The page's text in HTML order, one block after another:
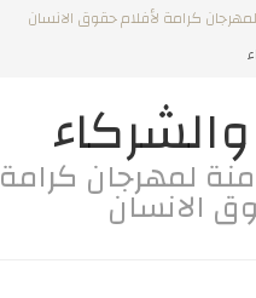
لمهرجان كرامة لأفلام حقوق الانسان
لمهرجان كرامة
الانسان